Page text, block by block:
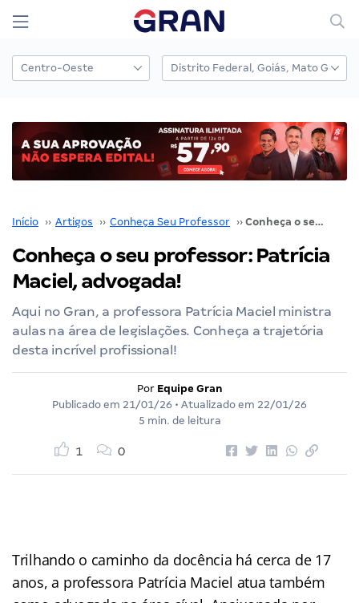
Início ›› Artigos ›› Conheça Seu Professor ›› Conheça o seu professor: Patrícia Maciel, advogada!
Conheça o seu professor: Patrícia
Maciel, advogada!
Aqui no Gran, a professora Patrícia Maciel ministra
aulas na área de legislações. Conheça a trajetória
desta incrível profissional!
Por Equipe Gran
Publicado em 21/01/26 • Atualizado em 22/01/26
5 min. de leitura
1 0
Trilhando o caminho da docência há cerca de 17
anos, a professora Patrícia Maciel atua também